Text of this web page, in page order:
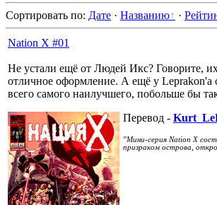
Сортировать по: Дате · Названию ·
Nation X #01
Не устали ещё от Людей Икс? Говорите,
отличное оформление. А ещё у Leprakon'а
всего самого наилучшего, побольше бы
Перевод -
"Мини-серия Nation X
призраком острова,